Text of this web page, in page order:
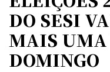
DO SESI
MAIS UMA
DOMINGO